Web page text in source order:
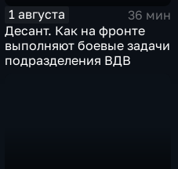
1 августа
36 мин
Десант. Как на фронте
выполняют боевые задачи
подразделения ВДВ